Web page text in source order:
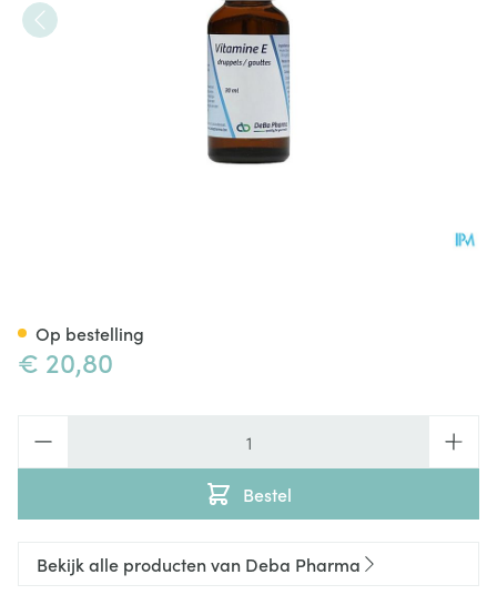
€ 20,80
Bestel
Op bestelling
Bekijk alle producten van Deba Pharma